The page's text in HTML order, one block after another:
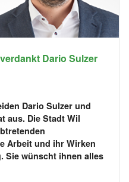
Dario Sulzer
Dario Sulzer und
aus. Die Stadt Wil
Arbeit und ihr Wirken
Sie wünscht ihnen alles